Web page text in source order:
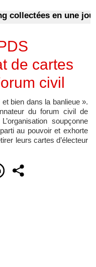
en une
de cartes
civil
bien dans la banlieue ».
du forum civil de
soupçonne
au pouvoir et exhorte
leurs cartes d’électeur